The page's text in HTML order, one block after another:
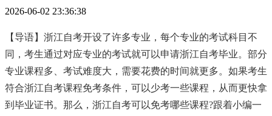
2026-06-02 23:36:38
【导语】浙江自考开设了许多专业，每个专业的考试科目不
同，考生通过对应专业的考试就可以申请浙江自考毕业。部分
专业课程多、考试难度大，需要花费的时间就更多。如果考生
符合浙江自考课程免考条件，可以少考一些课程，从而更快拿
到毕业证书。那么，浙江自考可以免考哪些课程?跟着小编一